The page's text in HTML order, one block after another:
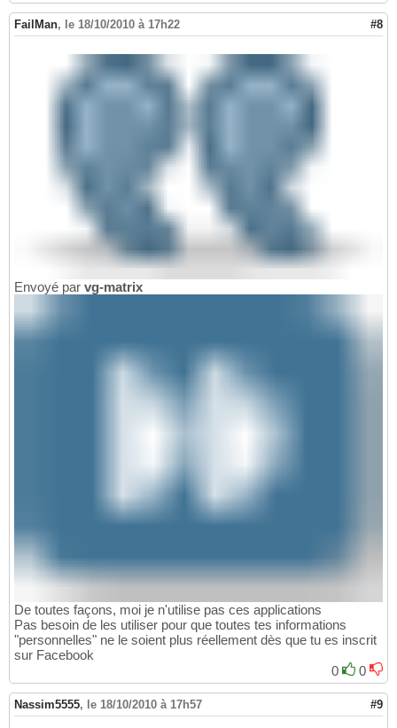
FailMan, le 18/10/2010 à 17h22 #8
Envoyé par vg-matrix
De toutes façons, moi je n'utilise pas ces applications
Pas besoin de les utiliser pour que toutes tes informations
"personnelles" ne le soient plus réellement dès que tu es inscrit
sur Facebook
0
0
Nassim5555, le 18/10/2010 à 17h57 #9